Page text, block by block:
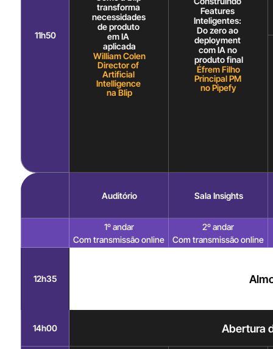
11h50
transforma
necessidades
de produto
em IA
aplicada
William Colen
Director of
Artificial
Intelligence
na Blip
Features
Inteligentes:
Do zero ao
deployment
com IA no
produto final
Éfrem Filho
Principal PM
no Pipefy
1º andar
Com transmissão online
2º andar
Com transmissão online
Auditório Sala Insights
12h35
14h00 Abertura